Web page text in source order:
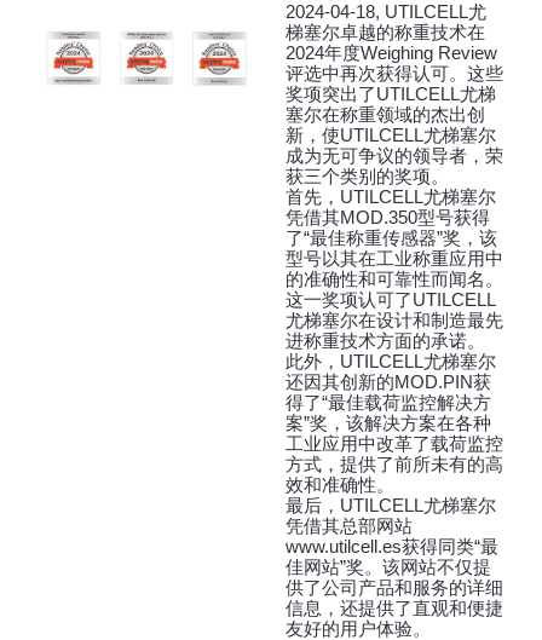
2024-04-18, UTILCELL尤
梯塞尔卓越的称重技术在
2024年度Weighing Review
评选中再次获得认可。这些
奖项突出了UTILCELL尤梯
塞尔在称重领域的杰出创
新，使UTILCELL尤梯塞尔
成为无可争议的领导者，荣
获三个类别的奖项。
首先，UTILCELL尤梯塞尔
凭借其MOD.350型号获得
了“最佳称重传感器”奖，该
型号以其在工业称重应用中
的准确性和可靠性而闻名。
这一奖项认可了UTILCELL
尤梯塞尔在设计和制造最先
进称重技术方面的承诺。
此外，UTILCELL尤梯塞尔
还因其创新的MOD.PIN获
得了“最佳载荷监控解决方
案”奖，该解决方案在各种
工业应用中改革了载荷监控
方式，提供了前所未有的高
效和准确性。
最后，UTILCELL尤梯塞尔
凭借其总部网站
www.utilcell.es获得同类“最
佳网站”奖。该网站不仅提
供了公司产品和服务的详细
信息，还提供了直观和便捷
友好的用户体验。